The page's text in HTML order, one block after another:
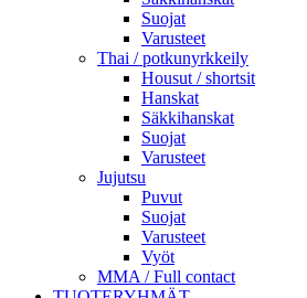
Suojat
Varusteet
Thai / potkunyrkkeily
Housut / shortsit
Hanskat
Säkkihanskat
Suojat
Varusteet
Jujutsu
Puvut
Suojat
Varusteet
Vyöt
MMA / Full contact